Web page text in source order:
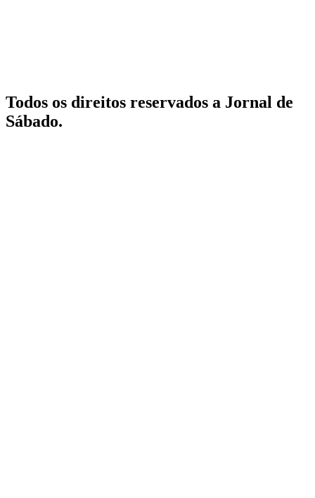
Todos os direitos reservados a Jornal de
Sábado.